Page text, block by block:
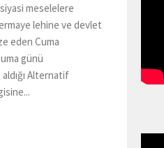
meselelere
lehine ve devlet
eden Cuma
günü
aldığı Alternatif